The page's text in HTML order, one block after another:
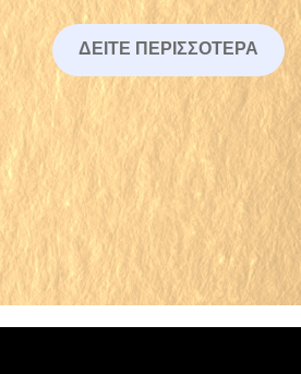
ΔΕΊΤΕ ΠΕΡΙΣΣΌΤΕΡΑ